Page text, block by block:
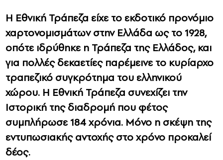
Η Εθνική Τράπεζα είχε το εκδοτικό προνόμιο
χαρτονομισμάτων στην Ελλάδα ως το 1928,
οπότε ιδρύθηκε η Τράπεζα της Ελλάδος, και
για πολλές δεκαετίες παρέμεινε το κυρίαρχο
τραπεζικό συγκρότημα του ελληνικού
χώρου. Η Εθνική Τράπεζα συνεχίζει την
Ιστορική της διαδρομή που φέτος
συμπλήρωσε 184 χρόνια. Μόνο η σκέψη της
εντυπωσιακής αντοχής στο χρόνο προκαλεί
δέος.